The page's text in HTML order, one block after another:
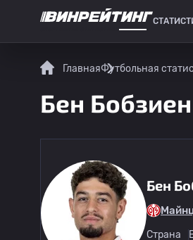
ГлавнаяФутбольная
Бен
Бен
Страна